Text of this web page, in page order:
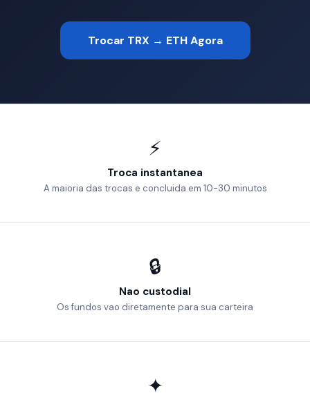
Trocar TRX → ETH Agora
⚡
Troca instantanea
A maioria das trocas e concluida em 10-30 minutos
🔒
Nao custodial
Os fundos vao diretamente para sua carteira
✦